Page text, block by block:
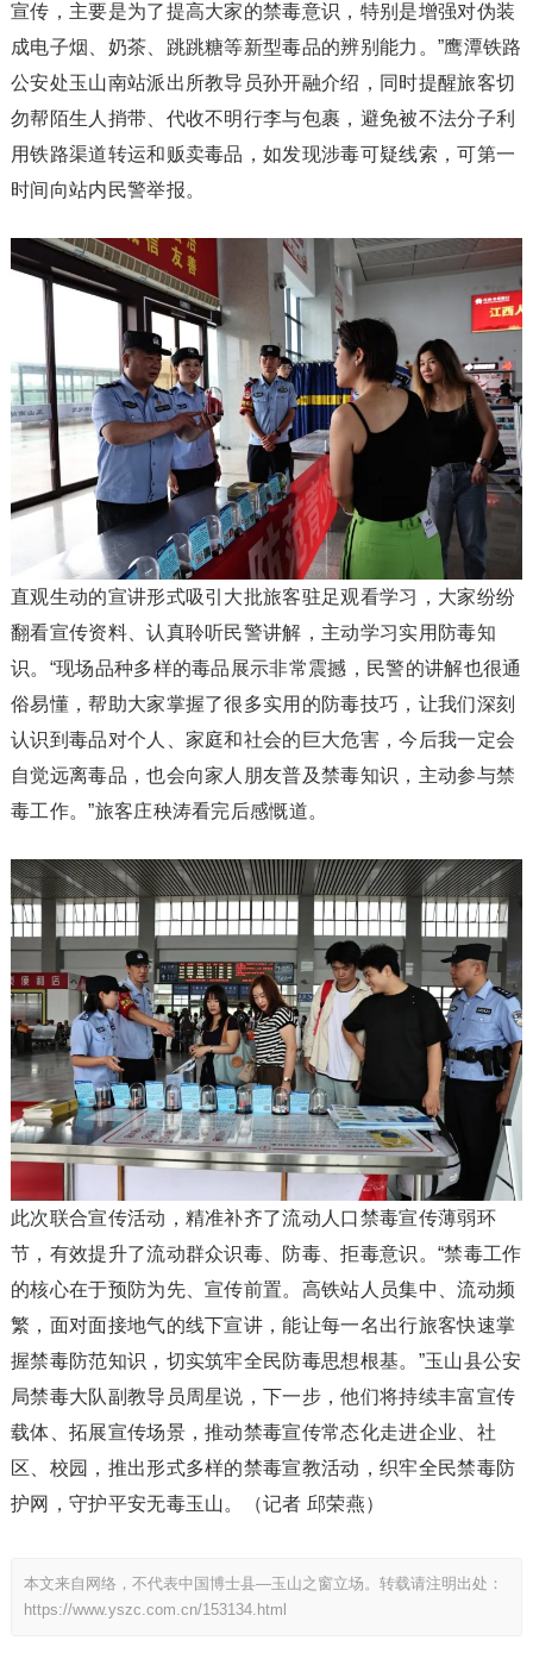
宣传，主要是为了提高大家的禁毒意识，特别是增强对伪装
成电子烟、奶茶、跳跳糖等新型毒品的辨别能力。”鹰潭铁路
公安处玉山南站派出所教导员孙开融介绍，同时提醒旅客切
勿帮陌生人捎带、代收不明行李与包裹，避免被不法分子利
用铁路渠道转运和贩卖毒品，如发现涉毒可疑线索，可第一
时间向站内民警举报。
直观生动的宣讲形式吸引大批旅客驻足观看学习，大家纷纷
翻看宣传资料、认真聆听民警讲解，主动学习实用防毒知
识。“现场品种多样的毒品展示非常震撼，民警的讲解也很通
俗易懂，帮助大家掌握了很多实用的防毒技巧，让我们深刻
认识到毒品对个人、家庭和社会的巨大危害，今后我一定会
自觉远离毒品，也会向家人朋友普及禁毒知识，主动参与禁
毒工作。”旅客庄秧涛看完后感慨道。
此次联合宣传活动，精准补齐了流动人口禁毒宣传薄弱环
节，有效提升了流动群众识毒、防毒、拒毒意识。“禁毒工作
的核心在于预防为先、宣传前置。高铁站人员集中、流动频
繁，面对面接地气的线下宣讲，能让每一名出行旅客快速掌
握禁毒防范知识，切实筑牢全民防毒思想根基。”玉山县公安
局禁毒大队副教导员周星说，下一步，他们将持续丰富宣传
载体、拓展宣传场景，推动禁毒宣传常态化走进企业、社
区、校园，推出形式多样的禁毒宣教活动，织牢全民禁毒防
护网，守护平安无毒玉山。（记者 邱荣燕）
本文来自网络，不代表中国博士县—玉山之窗立场。转载请注明出处：
https://www.yszc.com.cn/153134.html